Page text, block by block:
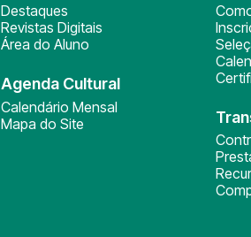
Destaques
Revistas Digitais
Área do Aluno
Agenda Cultural
Calendário Mensal
Mapa do Site